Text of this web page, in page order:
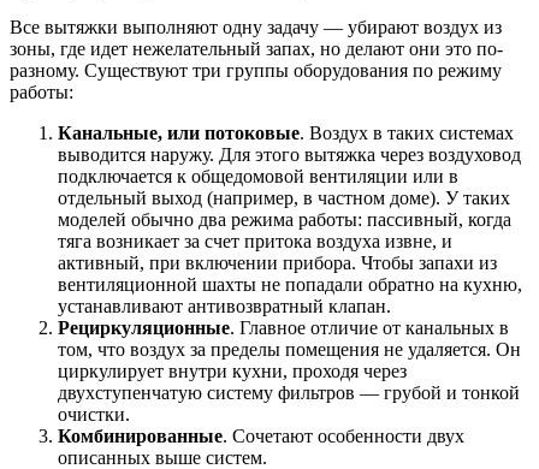
Все вытяжки выполняют одну задачу — убирают воздух из
зоны, где идет нежелательный запах, но делают они это по-
разному. Существуют три группы оборудования по режиму
работы:
Канальные, или потоковые. Воздух в таких системах
выводится наружу. Для этого вытяжка через воздуховод
подключается к общедомовой вентиляции или в
отдельный выход (например, в частном доме). У таких
моделей обычно два режима работы: пассивный, когда
тяга возникает за счет притока воздуха извне, и
активный, при включении прибора. Чтобы запахи из
вентиляционной шахты не попадали обратно на кухню,
устанавливают антивозвратный клапан.
Рециркуляционные. Главное отличие от канальных в
том, что воздух за пределы помещения не удаляется. Он
циркулирует внутри кухни, проходя через
двухступенчатую систему фильтров — грубой и тонкой
очистки.
Комбинированные. Сочетают особенности двух
описанных выше систем.